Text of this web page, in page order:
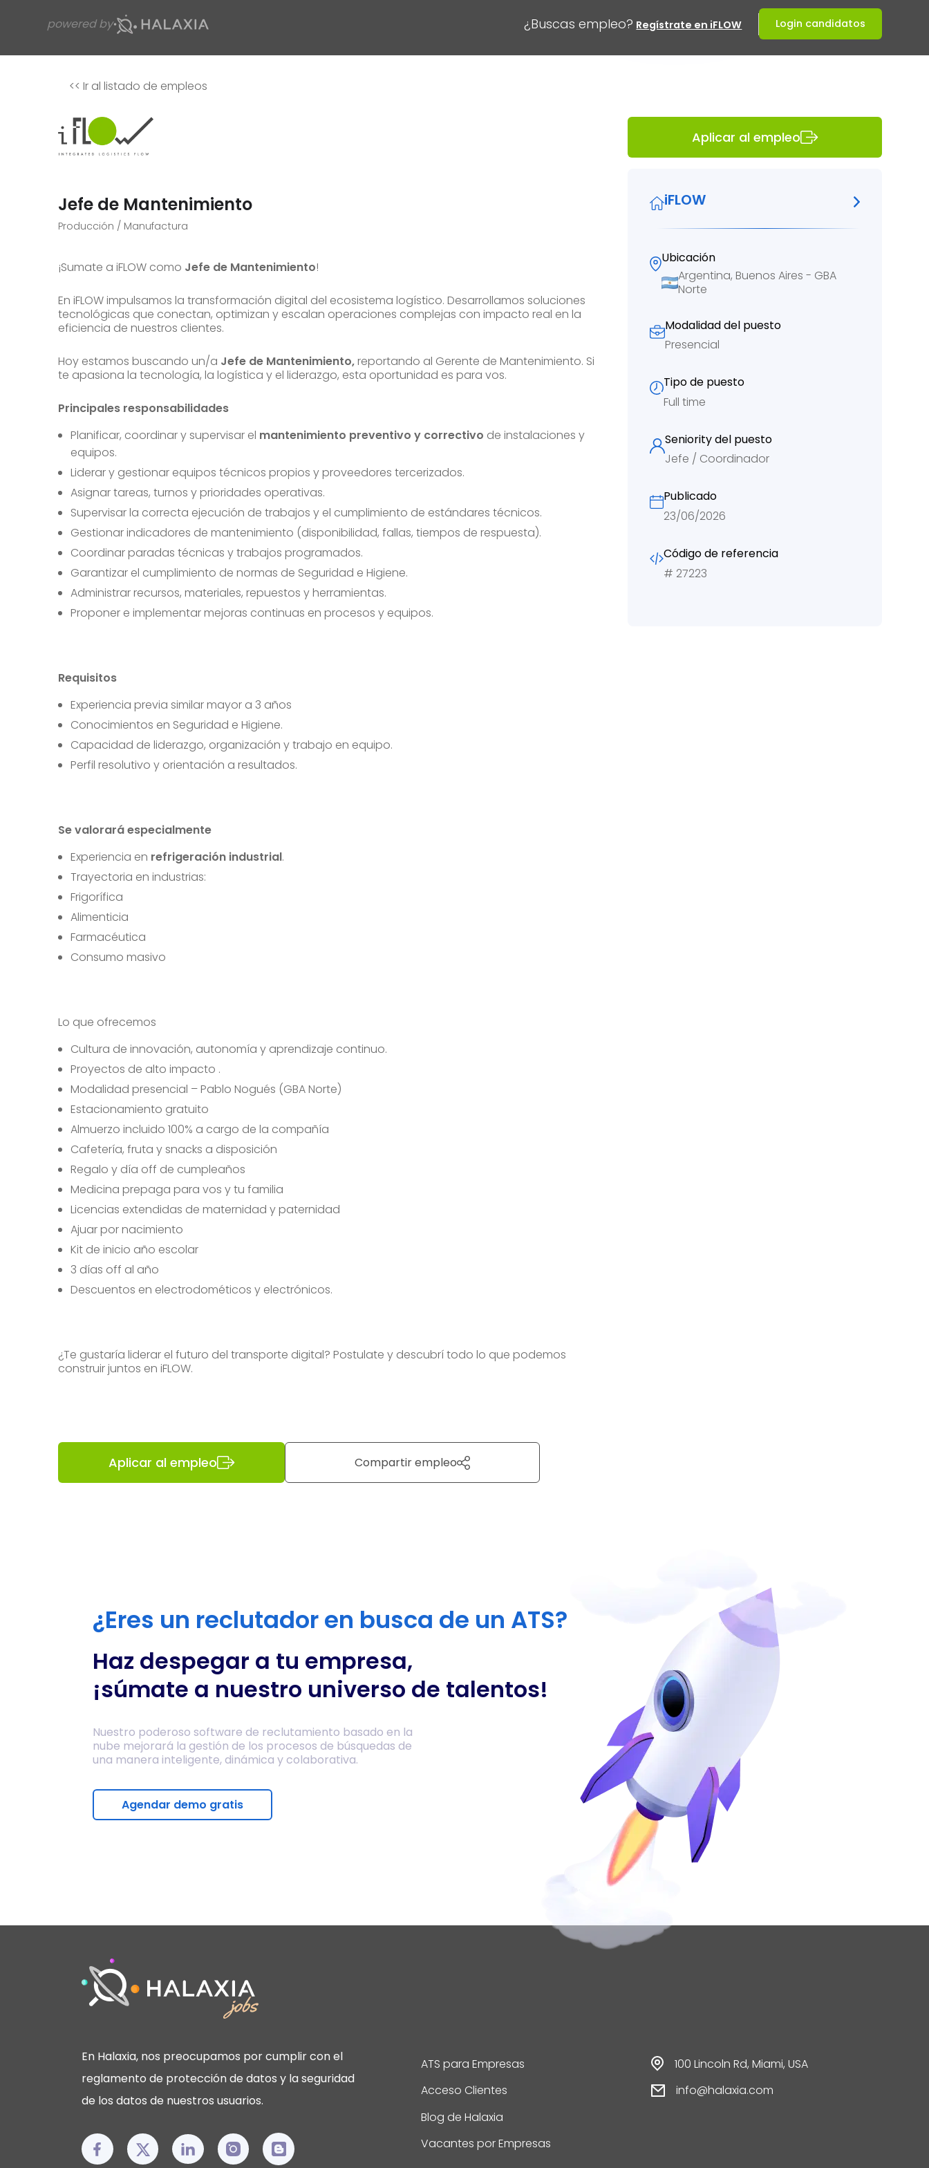
powered by ¿Buscas empleo? Regístrate en iFLOW Login candidatos
<< Ir al listado de empleos
Jefe de Mantenimiento
Producción / Manufactura
¡Sumate a iFLOW como Jefe de Mantenimiento!
En iFLOW impulsamos la transformación digital del ecosistema logístico. Desarrollamos soluciones
tecnológicas que conectan, optimizan y escalan operaciones complejas con impacto real en la
eficiencia de nuestros clientes.
Hoy estamos buscando un/a Jefe de Mantenimiento,reportando al Gerente de Mantenimiento. Si
te apasiona la tecnología, la logística y el liderazgo, esta oportunidad es para vos.
Principales responsabilidades
Planificar, coordinar y supervisar el mantenimiento preventivo y correctivo de instalaciones y
equipos.
Liderar y gestionar equipos técnicos propios y proveedores tercerizados.
Asignar tareas, turnos y prioridades operativas.
Supervisar la correcta ejecución de trabajos y el cumplimiento de estándares técnicos.
Gestionar indicadores de mantenimiento (disponibilidad, fallas, tiempos de respuesta).
Coordinar paradas técnicas y trabajos programados.
Garantizar el cumplimiento de normas de Seguridad e Higiene.
Administrar recursos, materiales, repuestos y herramientas.
Proponer e implementar mejoras continuas en procesos y equipos.
Requisitos
Experiencia previa similar mayor a 3 años
Conocimientos en Seguridad e Higiene.
Capacidad de liderazgo, organización y trabajo en equipo.
Perfil resolutivo y orientación a resultados.
Se valorará especialmente
Experiencia en refrigeración industrial.
Trayectoria en industrias:
Frigorífica
Alimenticia
Farmacéutica
Consumo masivo
Lo que ofrecemos
Cultura de innovación, autonomía y aprendizaje continuo.
Proyectos de alto impacto .
Modalidad presencial – Pablo Nogués (GBA Norte)
Estacionamiento gratuito
Almuerzo incluido 100% a cargo de la compañía
Cafetería, fruta y snacks a disposición
Regalo y día off de cumpleaños
Medicina prepaga para vos y tu familia
Licencias extendidas de maternidad y paternidad
Ajuar por nacimiento
Kit de inicio año escolar
3 días off al año
Descuentos en electrodométicos y electrónicos.
¿Te gustaría liderar el futuro del transporte digital? Postulate y descubrí todo lo que podemos
construir juntos en iFLOW.
Aplicar al empleo
iFLOW
Ubicación
Argentina, Buenos Aires - GBA
Norte
Modalidad del puesto
Presencial
Tipo de puesto
Full time
Seniority del puesto
Jefe / Coordinador
Publicado
23/06/2026
Código de referencia
# 27223
Aplicar al empleo Compartir empleo
¿Eres un reclutador en busca de un ATS?
Haz despegar a tu empresa,
¡súmate a nuestro universo de talentos!
Nuestro poderoso software de reclutamiento basado en la
nube mejorará la gestión de los procesos de búsquedas de
una manera inteligente, dinámica y colaborativa.
Agendar demo gratis
En Halaxia, nos preocupamos por cumplir con el
reglamento de protección de datos y la seguridad
de los datos de nuestros usuarios.
ATS para Empresas
Acceso Clientes
Blog de Halaxia
Vacantes por Empresas
100 Lincoln Rd, Miami, USA
info@halaxia.com